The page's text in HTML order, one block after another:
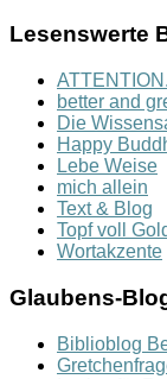
Lesenswerte
better and
Die
Happy
Lebe Weise
mich allein
Text & Blog
Topf voll
Wortakzente
Glaubens-
Biblioblog